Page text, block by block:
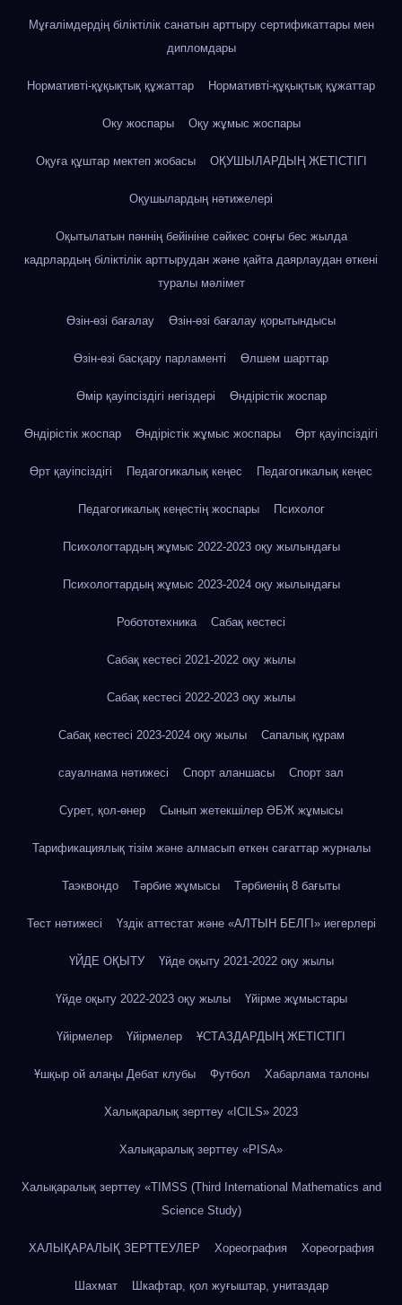
Мұғалімдердің біліктілік санатын арттыру сертификаттары мен
дипломдары
Нормативті-құқықтық құжаттар Нормативті-құқықтық құжаттар
Оку жоспары Оқу жұмыс жоспары
Оқуға құштар мектеп жобасы ОҚУШЫЛАРДЫҢ ЖЕТІСТІГІ
Оқушылардың нәтижелері
Оқытылатын пәннің бейініне сәйкес соңғы бес жылда
кадрлардың біліктілік арттырудан және қайта даярлаудан өткені
туралы мәлімет
Өзін-өзі бағалау Өзін-өзі бағалау қорытындысы
Өзін-өзі басқару парламенті Өлшем шарттар
Өмір қауіпсіздігі негіздері Өндірістік жоспар
Өндірістік жоспар Өндірістік жұмыс жоспары Өрт қауіпсіздігі
Өрт қауіпсіздігі Педагогикалық кеңес Педагогикалық кеңес
Педагогикалық кеңестің жоспары Психолог
Психологтардың жұмыс 2022-2023 оқу жылындағы
Психологтардың жұмыс 2023-2024 оқу жылындағы
Робототехника Сабақ кестесі
Сабақ кестесі 2021-2022 оқу жылы
Сабақ кестесі 2022-2023 оқу жылы
Сабақ кестесі 2023-2024 оқу жылы Сапалық құрам
сауалнама нәтижесі Спорт аланшасы Спорт зал
Сурет, қол-өнер Сынып жетекшілер ӘБЖ жұмысы
Тарификациялық тізім және алмасып өткен сағаттар журналы
Таэквондо Тәрбие жұмысы Тәрбиенің 8 бағыты
Тест нәтижесі Үздік аттестат және «АЛТЫН БЕЛГІ» иегерлері
ҮЙДЕ ОҚЫТУ Үйде оқыту 2021-2022 оқу жылы
Үйде оқыту 2022-2023 оқу жылы Үйірме жұмыстары
Үйірмелер Үйірмелер ҰСТАЗДАРДЫҢ ЖЕТІСТІГІ
Ұшқыр ой алаңы Дебат клубы Футбол Хабарлама талоны
Халықаралық зерттеу «IСILS» 2023
Халықаралық зерттеу «PISA»
Халықаралық зерттеу «TIMSS (Third International Mathematics and
Science Study)
ХАЛЫҚАРАЛЫҚ ЗЕРТТЕУЛЕР Хореография Хореография
Шахмат Шкафтар, қол жуғыштар, унитаздар